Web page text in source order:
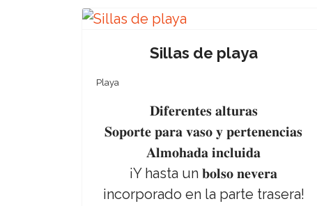
Sillas de playa
Playa
𝐃𝐢𝐟𝐞𝐫𝐞𝐧𝐭𝐞𝐬 𝐚𝐥𝐭𝐮𝐫𝐚𝐬
𝐒𝐨𝐩𝐨𝐫𝐭𝐞 𝐩𝐚𝐫𝐚 𝐯𝐚𝐬𝐨 𝐲 𝐩𝐞𝐫𝐭𝐞𝐧𝐞𝐧𝐜𝐢𝐚𝐬
𝐀𝐥𝐦𝐨𝐡𝐚𝐝𝐚 𝐢𝐧𝐜𝐥𝐮𝐢𝐝𝐚
¡Y hasta un 𝐛𝐨𝐥𝐬𝐨 𝐧𝐞𝐯𝐞𝐫𝐚
incorporado en la parte trasera!